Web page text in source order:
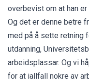
overbevist om at han
Og det er denne betre
med på å sette retning
utdanning,
arbeidsplassar. Og vi
for at iallfall nokre av